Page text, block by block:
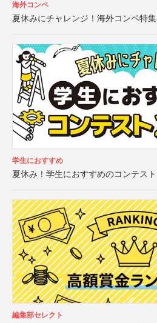
海外コンペ
夏休みにチャレンジ！海外コンペ特
学生におすすめ
夏休み！学生におすすめのコンテス
編集部セレクト